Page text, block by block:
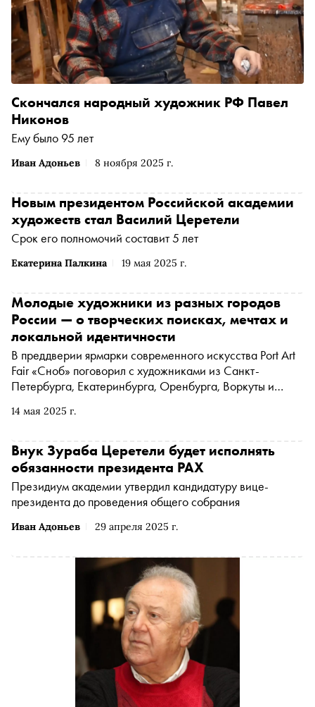
Иван Адоньев 8 ноября 2025 г.
Скончался народный художник РФ Павел
Никонов
Ему было 95 лет
Екатерина Палкина 19 мая 2025 г.
Новым президентом Российской академии
художеств стал Василий Церетели
Срок его полномочий составит 5 лет
14 мая 2025 г.
Молодые художники из разных городов
России — о творческих поисках, мечтах и
локальной идентичности
В преддверии ярмарки современного искусства Port Art
Fair «Сноб» поговорил с художниками из Санкт-
Петербурга, Екатеринбурга, Оренбурга, Воркуты и
мотивирует заниматься искусством
Иван Адоньев 29 апреля 2025 г.
Внук Зураба Церетели будет исполнять
обязанности президента РАХ
Президиум академии утвердил кандидатуру вице-
президента до проведения общего собрания